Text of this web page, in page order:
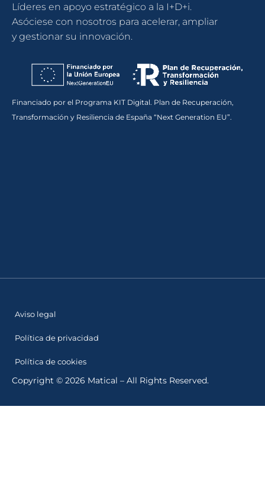
Líderes en apoyo estratégico a la I+D+i.
Asóciese con nosotros para acelerar, ampliar
y gestionar su innovación.
Financiado por el Programa KIT Digital. Plan de Recuperación,
Transformación y Resiliencia de España “Next Generation EU”.
Aviso legal
Política de privacidad
Política de cookies
Copyright © 2026 Matical – All Rights Reserved.